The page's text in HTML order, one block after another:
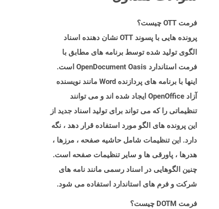
فرمت OTT چیست؟
پرونده هایی با پسوند OTT نشان دهنده اسناد
الگوی تولید شده توسط برنامه های مطابق با
فرمت استاندارد OpenDocument Oasis است.
اینها با برنامه های پردازنده Word مانند نویسنده
آزاد OpenOffice ایجاد شده اند و می توانند
تنظیماتی را که می تواند برای تولید اسناد جدید از
این پرونده های الگو مورد استفاده قرار دهد ، نگه
دارد. این تنظیمات شامل حاشیه صفحه ، مرزها ،
هدرها ، پاورقی ها و سایر تنظیمات صفحه است.
چنین الگوهایی در اسناد رسمی مانند نامه های
شرکت و فرم های استاندارد استفاده می شود.
فرمت DOTM چیست؟